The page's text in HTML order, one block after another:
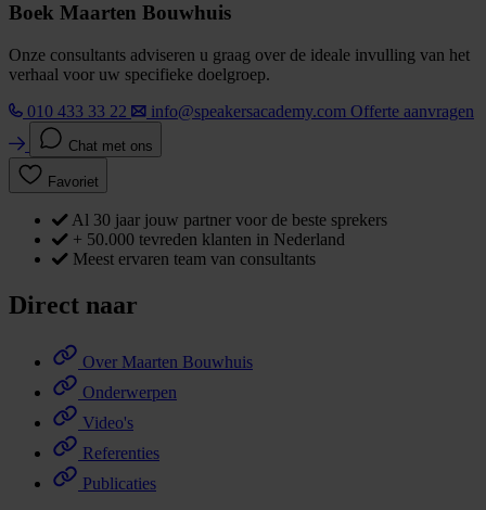
Boek Maarten Bouwhuis
Onze consultants adviseren u graag over de ideale invulling van het
verhaal voor uw specifieke doelgroep.
010 433 33 22
info@speakersacademy.com Offerte aanvragen
Chat met ons
Favoriet
Al 30 jaar jouw partner voor de beste sprekers
+ 50.000 tevreden klanten in Nederland
Meest ervaren team van consultants
Direct naar
Over Maarten Bouwhuis
Onderwerpen
Video's
Referenties
Publicaties